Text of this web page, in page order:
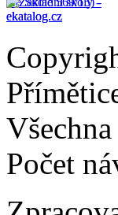
Počet